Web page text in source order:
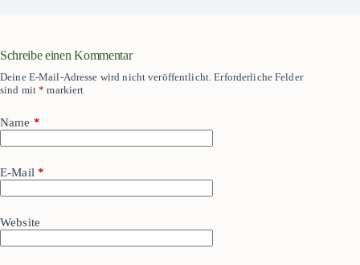
Schreibe einen Kommentar
Deine E-Mail-Adresse wird nicht veröffentlicht. Erforderliche Felder
sind mit* markiert
Name *
E-Mail*
Website